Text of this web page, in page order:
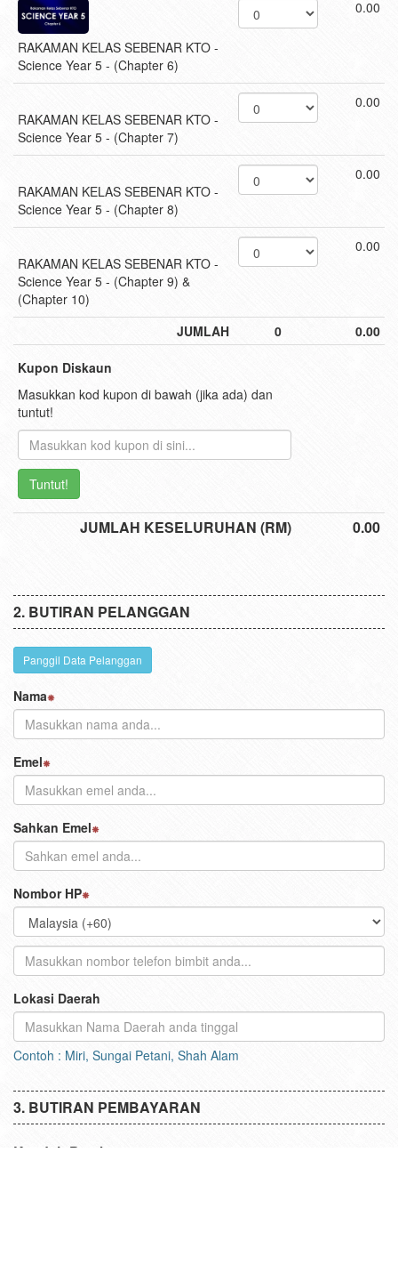
RAKAMAN KELAS SEBENAR KTO -
Science Year 5 - (Chapter 6)
0.00
RAKAMAN KELAS SEBENAR KTO -
Science Year 5 - (Chapter 7)
0.00
RAKAMAN KELAS SEBENAR KTO -
Science Year 5 - (Chapter 9) &
(Chapter 10)
JUMLAH
Kupon Diskaun
Masukkan kod kupon di bawah (jika ada) dan
tuntut!
JUMLAH KESELURUHAN (RM) 0.00
BUTIRAN PELANGGAN
Panggil Data Pelanggan
Nama
Emel
Sahkan Emel
Nombor HP
Lokasi Daerah
Contoh : Miri, Sungai Petani, Shah Alam